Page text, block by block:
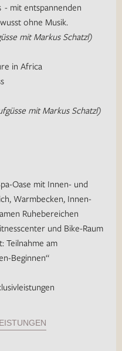
- mit entspannenden
ohne Musik.
mit Markus Schatzl)
in Africa
mit Markus Schatzl)
Oase mit Innen- und
Warmbecken, Innen-
Ruhebereichen
und Bike-Raum
Teilnahme am
Beginnen“